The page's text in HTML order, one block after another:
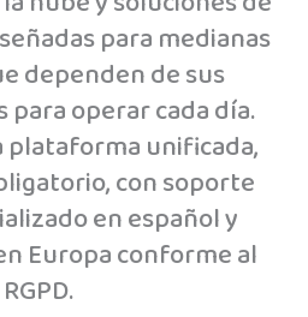
para medianas
dependen de sus
para operar cada día.
plataforma unificada,
con soporte
en español y
Europa conforme al
RGPD.